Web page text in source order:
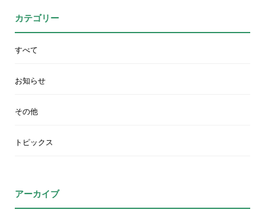
カテゴリー
すべて
お知らせ
その他
トピックス
アーカイブ